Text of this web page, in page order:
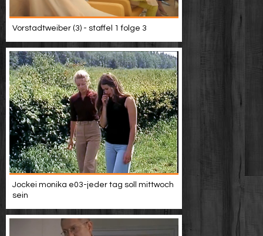
Vorstadtweiber (3) - staffel 1 folge 3
Jockei monika e03-jeder tag soll mittwoch
sein